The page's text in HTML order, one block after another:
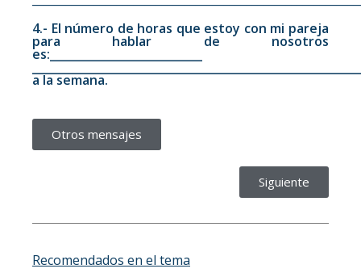
4.- El número de horas que estoy con mi pareja
para hablar de nosotros
es:___________________________
a la semana.
Otros mensajes
Siguiente
Recomendados en el tema